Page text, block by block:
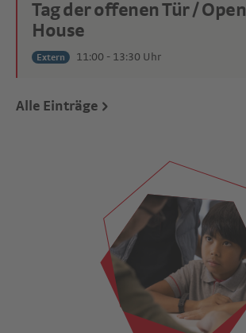
Tag der offenen Tür / Open
House
Extern 11:00 - 13:30 Uhr
Alle Einträge